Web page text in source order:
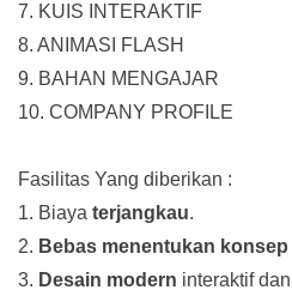
7. KUIS INTERAKTIF
8. ANIMASI FLASH
9. BAHAN MENGAJAR
10. COMPANY PROFILE
Fasilitas Yang diberikan :
1. Biaya terjangkau.
2. Bebas menentukan konsep
3. Desain modern interaktif dan